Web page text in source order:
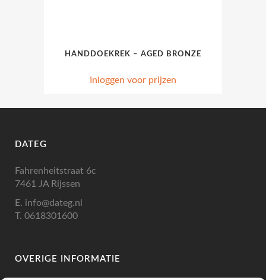
HANDDOEKREK – AGED BRONZE
Inloggen voor prijzen
DATEG
Fahrenheitstraat 6c
7461 JA Rijssen
E. info@dateg.nl
T. 0618301600
OVERIGE INFORMATIE